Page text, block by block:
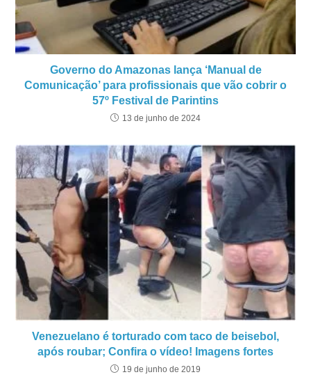
Governo do Amazonas lança ‘Manual de
Comunicação’ para profissionais que vão cobrir o
57º Festival de Parintins
13 de junho de 2024
Venezuelano é torturado com taco de beisebol,
após roubar; Confira o vídeo! Imagens fortes
19 de junho de 2019